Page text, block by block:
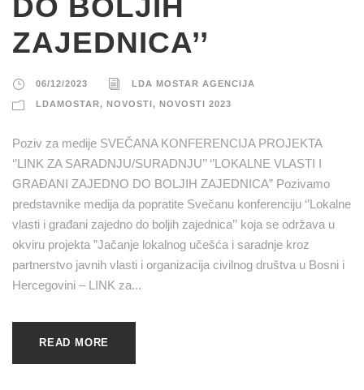
DO BOLJIH
ZAJEDNICA’’
06/12/2023 LDA MOSTAR AGENCIJA
LDAMOSTAR, NOVOSTI, NOVOSTI 2023
Poziv za medije SVEČANA KONFERENCIJA PROJEKTA
‘’LINK ZA SARADNJU/SURADNJU’’ ‘’LOKALNE VLASTI I
GRAĐANI ZAJEDNO DO BOLJIH ZAJEDNICA” Pozivamo
predstavnike medija da popratite Svečanu konferenciju ‘’Lokalne
vlasti i građani zajedno do boljih zajednica’’ koja se održava u
okviru projekta ”Jačanje lokalnog učešća i saradnje kroz
partnerstvo javnih vlasti i organizacija civilnog društva u Bosni i
Hercegovini – LINK za...
READ MORE